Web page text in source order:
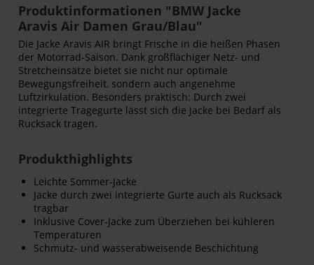
Produktinformationen "BMW Jacke
Aravis Air Damen Grau/Blau"
Die Jacke Aravis AIR bringt Frische in die heißen Phasen
der Motorrad-Saison. Dank großflächiger Netz- und
Stretcheinsätze bietet sie nicht nur optimale
Bewegungsfreiheit, sondern auch angenehme
Luftzirkulation. Besonders praktisch: Durch zwei
integrierte Tragegurte lässt sich die Jacke bei Bedarf als
Rucksack tragen.
Produkthighlights
Leichte Sommer-Jacke
Jacke durch zwei integrierte Gurte auch als Rucksack
tragbar
Inklusive Cover-Jacke zum Überziehen bei kühleren
Temperaturen
Schmutz- und wasserabweisende Beschichtung